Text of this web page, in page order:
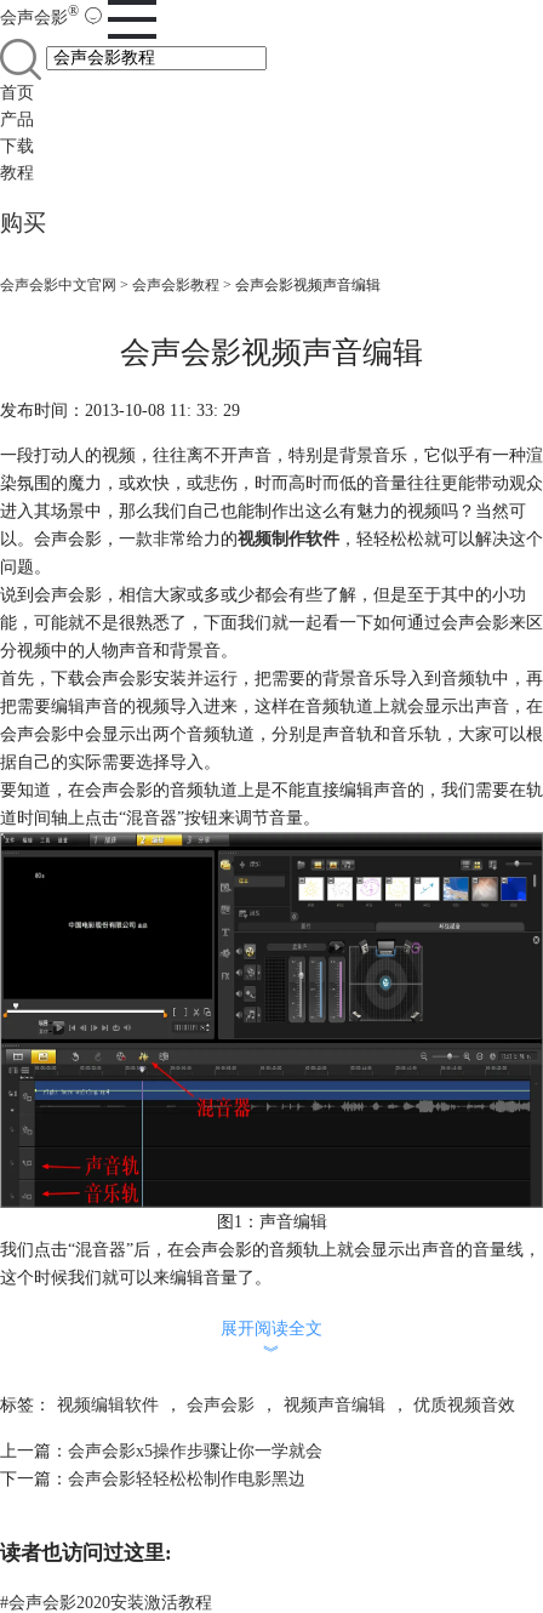
会声会影®
首页
产品
下载
教程
购买
会声会影中文官网 > 会声会影教程 > 会声会影视频声音编辑
会声会影视频声音编辑
发布时间：2013-10-08 11: 33: 29
一段打动人的视频，往往离不开声音，特别是背景音乐，它似乎有一种渲
染氛围的魔力，或欢快，或悲伤，时而高时而低的音量往往更能带动观众
进入其场景中，那么我们自己也能制作出这么有魅力的视频吗？当然可
以。会声会影，一款非常给力的视频制作软件，轻轻松松就可以解决这个
问题。
说到会声会影，相信大家或多或少都会有些了解，但是至于其中的小功
能，可能就不是很熟悉了，下面我们就一起看一下如何通过会声会影来区
分视频中的人物声音和背景音。
首先，下载会声会影安装并运行，把需要的背景音乐导入到音频轨中，再
把需要编辑声音的视频导入进来，这样在音频轨道上就会显示出声音，在
会声会影中会显示出两个音频轨道，分别是声音轨和音乐轨，大家可以根
据自己的实际需要选择导入。
要知道，在会声会影的音频轨道上是不能直接编辑声音的，我们需要在轨
道时间轴上点击“混音器”按钮来调节音量。
图1：声音编辑
我们点击“混音器”后，在会声会影的音频轨上就会显示出声音的音量线，
这个时候我们就可以来编辑音量了。
音的音量线，这样就会出现一个白色的小圆圈，在改变声音的结束处我们
果整段声音都需要调低，那么我们在点击的两个点处都拖拽音量线向下拉
即可。
其实方法非常简单吧？这只是其中一种编辑声音的方法，查看更多影片音
展开阅读全文
︾
标签： 视频编辑软件 ， 会声会影 ， 视频声音编辑 ， 优质视频音效
上一篇： 会声会影x5操作步骤让你一学就会
下一篇： 会声会影轻轻松松制作电影黑边
读者也访问过这里:
#会声会影2020安装激活教程